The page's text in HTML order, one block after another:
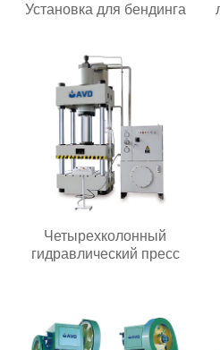
Установка для бендинга
Четырехколонный
гидравлический пресс